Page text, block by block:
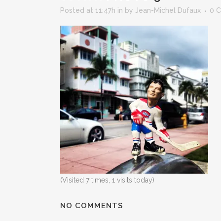
Posted at 11:47h in by Jean-Michel Dufaux 0
(Visited 7 times, 1 visits today)
NO COMMENTS